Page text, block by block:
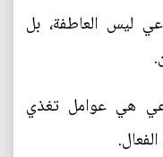
ليس العاطفة، بل
هي عوامل تغذي